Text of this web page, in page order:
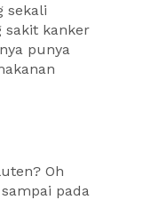
sekali
sakit kanker
punya
Oh
pada